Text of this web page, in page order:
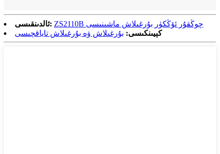
ئالدىنقىسى:
ZS2110B چوڭقۇر ئۆڭكۈر بۇرغىلاش ماشىنىسى
كېيىنكىسى: بۇرغىلاش ۋە بۇرغىلاش تاياقچىسى